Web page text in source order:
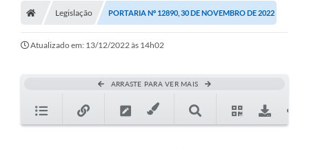
Município
Turismo
Transparência
1DOC
Legislação PORTARIA Nº 12890, 30 DE NOVEMBRO DE 2022
Atualizado em: 13/12/2022 às 14h02
ARRASTE PARA VER MAIS